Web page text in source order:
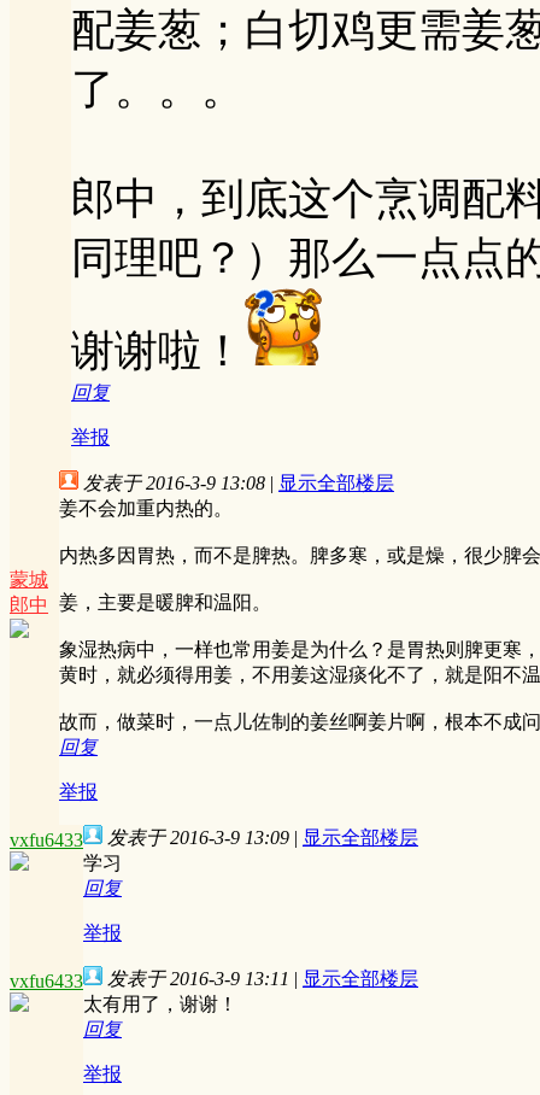
配姜葱；白切鸡更需姜
了。。。
郎中，到底这个烹调配
同理吧？）那么一点
谢谢啦！
回复
举报
蒙城
郎中
发表于 2016-3-9 13:08 | 显示全部楼层
姜不会加重内热的。
内热多因胃热，而不是脾热。脾多寒，或是燥，很少脾
姜，主要是暖脾和温阳。
象湿热病中，一样也常用姜是为什么？是胃热则脾更寒
黄时，就必须得用姜，不用姜这湿痰化不了，就是阳不
故而，做菜时，一点儿佐制的姜丝啊姜片啊，根本不成
回复
举报
vxfu6433 发表于 2016-3-9 13:09 | 显示全部楼层
学习
回复
举报
vxfu6433 发表于 2016-3-9 13:11 | 显示全部楼层
太有用了，谢谢！
回复
举报